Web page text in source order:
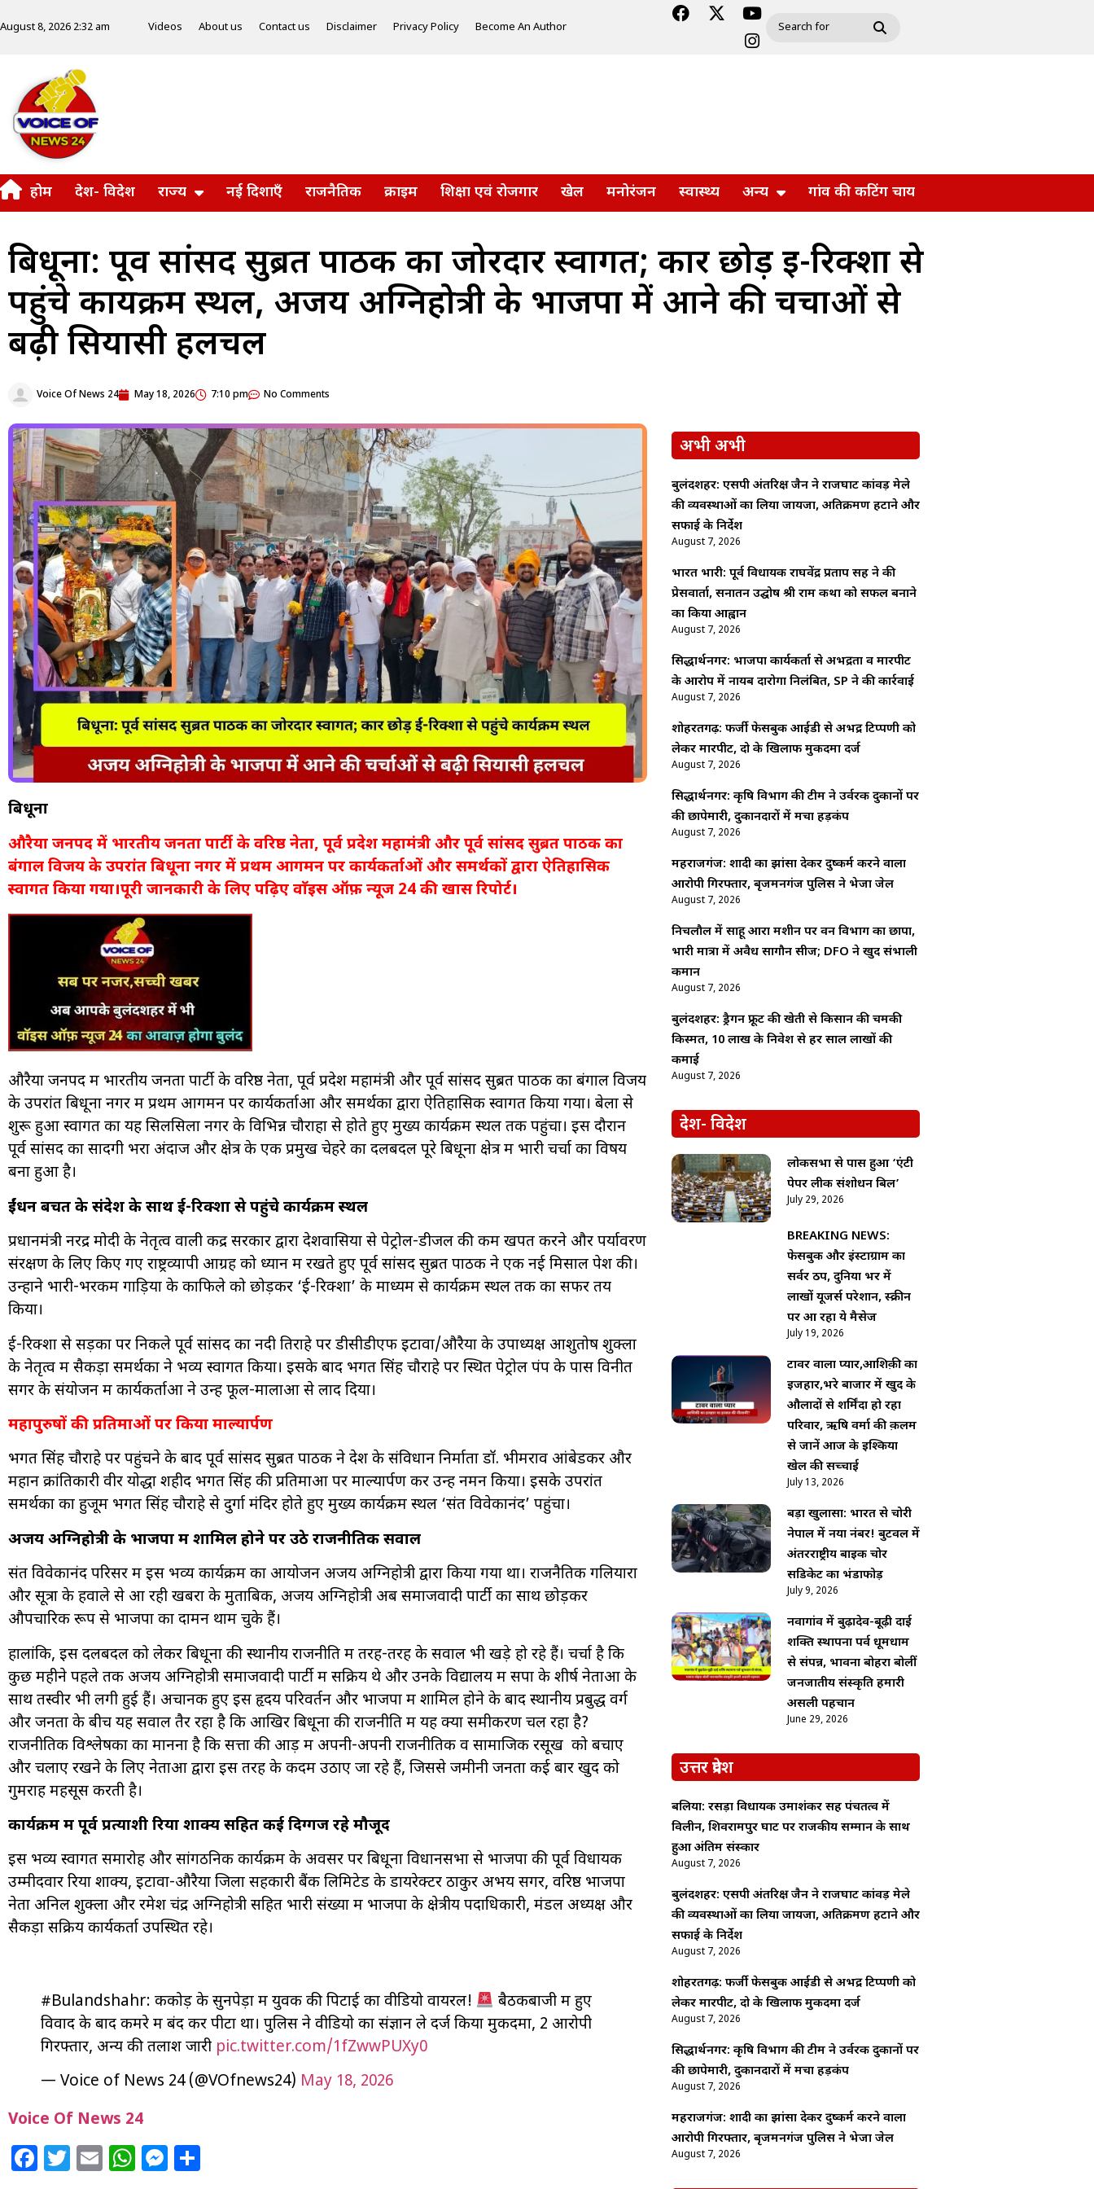
August 8, 2026 2:32 am Videos About us Contact us Disclaimer Privacy Policy Become An Author
होम देश- विदेश राज्य नई दिशाएँ राजनैतिक क्राइम शिक्षा एवं रोजगार खेल मनोरंजन स्वास्थ्य अन्य गांव की कटिंग चाय
बिधूना: पूर्व सांसद सुब्रत पाठक का जोरदार स्वागत; कार छोड़ ई-रिक्शा से
पहुंचे कार्यक्रम स्थल, अजय अग्निहोत्री के भाजपा में आने की चर्चाओं से
बढ़ी सियासी हलचल
Voice Of News 24 May 18, 2026 7:10 pm No Comments
बिधूना
औरैया जनपद में भारतीय जनता पार्टी के वरिष्ठ नेता, पूर्व प्रदेश महामंत्री और पूर्व सांसद सुब्रत पाठक का
बंगाल विजय के उपरांत बिधूना नगर में प्रथम आगमन पर कार्यकर्ताओं और समर्थकों द्वारा ऐतिहासिक
स्वागत किया गया।पूरी जानकारी के लिए पढ़िए वाॅइस ऑफ़ न्यूज 24 की खास रिपोर्ट।
औरैया जनपद में भारतीय जनता पार्टी के वरिष्ठ नेता, पूर्व प्रदेश महामंत्री और पूर्व सांसद सुब्रत पाठक का बंगाल विजय
के उपरांत बिधूना नगर में प्रथम आगमन पर कार्यकर्ताओं और समर्थकों द्वारा ऐतिहासिक स्वागत किया गया। बेला से
शुरू हुआ स्वागत का यह सिलसिला नगर के विभिन्न चौराहों से होते हुए मुख्य कार्यक्रम स्थल तक पहुंचा। इस दौरान
पूर्व सांसद का सादगी भरा अंदाज और क्षेत्र के एक प्रमुख चेहरे का दलबदल पूरे बिधूना क्षेत्र में भारी चर्चा का विषय
बना हुआ है।
ईंधन बचत के संदेश के साथ ई-रिक्शा से पहुंचे कार्यक्रम स्थल
प्रधानमंत्री नरेंद्र मोदी के नेतृत्व वाली केंद्र सरकार द्वारा देशवासियों से पेट्रोल-डीजल की कम खपत करने और पर्यावरण
संरक्षण के लिए किए गए राष्ट्रव्यापी आग्रह को ध्यान में रखते हुए पूर्व सांसद सुब्रत पाठक ने एक नई मिसाल पेश की।
उन्होंने भारी-भरकम गाड़ियों के काफिले को छोड़कर ‘ई-रिक्शा’ के माध्यम से कार्यक्रम स्थल तक का सफर तय
किया।
ई-रिक्शा से सड़कों पर निकले पूर्व सांसद का नदी तिराहे पर डीसीडीएफ इटावा/औरैया के उपाध्यक्ष आशुतोष शुक्ला
के नेतृत्व में सैकड़ों समर्थकों ने भव्य स्वागत किया। इसके बाद भगत सिंह चौराहे पर स्थित पेट्रोल पंप के पास विनीत
सेंगर के संयोजन में कार्यकर्ताओं ने उन्हें फूल-मालाओं से लाद दिया।
महापुरुषों की प्रतिमाओं पर किया माल्यार्पण
भगत सिंह चौराहे पर पहुंचने के बाद पूर्व सांसद सुब्रत पाठक ने देश के संविधान निर्माता डॉ. भीमराव आंबेडकर और
महान क्रांतिकारी वीर योद्धा शहीद भगत सिंह की प्रतिमाओं पर माल्यार्पण कर उन्हें नमन किया। इसके उपरांत
समर्थकों का हुजूम भगत सिंह चौराहे से दुर्गा मंदिर होते हुए मुख्य कार्यक्रम स्थल ‘संत विवेकानंद’ पहुंचा।
अजय अग्निहोत्री के भाजपा में शामिल होने पर उठे राजनीतिक सवाल
संत विवेकानंद परिसर में इस भव्य कार्यक्रम का आयोजन अजय अग्निहोत्री द्वारा किया गया था। राजनैतिक गलियारों
और सूत्रों के हवाले से आ रही खबरों के मुताबिक, अजय अग्निहोत्री अब समाजवादी पार्टी का साथ छोड़कर
औपचारिक रूप से भाजपा का दामन थाम चुके हैं।
हालांकि, इस दलबदल को लेकर बिधूना की स्थानीय राजनीति में तरह-तरह के सवाल भी खड़े हो रहे हैं। चर्चा है कि
कुछ महीने पहले तक अजय अग्निहोत्री समाजवादी पार्टी में सक्रिय थे और उनके विद्यालय में सपा के शीर्ष नेताओं के
साथ तस्वीरें भी लगी हुई हैं। अचानक हुए इस हृदय परिवर्तन और भाजपा में शामिल होने के बाद स्थानीय प्रबुद्ध वर्ग
और जनता के बीच यह सवाल तैर रहा है कि आखिर बिधूना की राजनीति में यह क्या समीकरण चल रहा है?
राजनीतिक विश्लेषकों का मानना है कि सत्ता की आड़ में अपनी-अपनी राजनीतिक व सामाजिक रसूख को बचाए
और चलाए रखने के लिए नेताओं द्वारा इस तरह के कदम उठाए जा रहे हैं, जिससे जमीनी जनता कई बार खुद को
गुमराह महसूस करती है।
कार्यक्रम में पूर्व प्रत्याशी रिया शाक्य सहित कई दिग्गज रहे मौजूद
इस भव्य स्वागत समारोह और सांगठनिक कार्यक्रम के अवसर पर बिधूना विधानसभा से भाजपा की पूर्व विधायक
उम्मीदवार रिया शाक्य, इटावा-औरैया जिला सहकारी बैंक लिमिटेड के डायरेक्टर ठाकुर अभय सेंगर, वरिष्ठ भाजपा
नेता अनिल शुक्ला और रमेश चंद्र अग्निहोत्री सहित भारी संख्या में भाजपा के क्षेत्रीय पदाधिकारी, मंडल अध्यक्ष और
सैकड़ों सक्रिय कार्यकर्ता उपस्थित रहे।
#Bulandshahr: ककोड़ के सुनपेड़ा में युवक की पिटाई का वीडियो वायरल!
बैठकबाजी में हुए
विवाद के बाद कमरे में बंद कर पीटा था। पुलिस ने वीडियो का संज्ञान ले दर्ज किया मुकदमा, 2 आरोपी
गिरफ्तार, अन्य की तलाश जारी pic.twitter.com/1fZwwPUXy0
— Voice of News 24 (@VOfnews24) May 18, 2026
Voice Of News 24
Facebook
Twitter
EmailWhatsApp
Messenger
अभी अभी
बुलंदशहर: एसपी अंतरिक्ष जैन ने राजघाट कांवड़ मेले
की व्यवस्थाओं का लिया जायजा, अतिक्रमण हटाने और
सफाई के निर्देश
August 7, 2026
भारत भारी: पूर्व विधायक राघवेंद्र प्रताप सिंह ने की
प्रेसवार्ता, सनातन उद्घोष श्री राम कथा को सफल बनाने
का किया आह्वान
August 7, 2026
सिद्धार्थनगर: भाजपा कार्यकर्ता से अभद्रता व मारपीट
के आरोप में नायब दारोगा निलंबित, SP ने की कार्रवाई
August 7, 2026
शोहरतगढ़: फर्जी फेसबुक आईडी से अभद्र टिप्पणी को
लेकर मारपीट, दो के खिलाफ मुकदमा दर्ज
August 7, 2026
सिद्धार्थनगर: कृषि विभाग की टीम ने उर्वरक दुकानों पर
की छापेमारी, दुकानदारों में मचा हड़कंप
August 7, 2026
महराजगंज: शादी का झांसा देकर दुष्कर्म करने वाला
आरोपी गिरफ्तार, बृजमनगंज पुलिस ने भेजा जेल
August 7, 2026
निचलौल में साहू आरा मशीन पर वन विभाग का छापा,
भारी मात्रा में अवैध सागौन सीज; DFO ने खुद संभाली
कमान
August 7, 2026
बुलंदशहर: ड्रैगन फ्रूट की खेती से किसान की चमकी
किस्मत, 10 लाख के निवेश से हर साल लाखों की
कमाई
August 7, 2026
देश- विदेश
लोकसभा से पास हुआ ‘एंटी
पेपर लीक संशोधन बिल’
July 29, 2026
BREAKING NEWS:
फेसबुक और इंस्टाग्राम का
सर्वर ठप, दुनिया भर में
लाखों यूजर्स परेशान, स्क्रीन
पर आ रहा ये मैसेज
July 19, 2026
टावर वाला प्यार,आशिक़ी का
इजहार,भरे बाजार में खुद के
औलादों से शर्मिंदा हो रहा
परिवार, ऋषि वर्मा की क़लम
से जानें आज के इश्किया
खेल की सच्चाई
July 13, 2026
बड़ा खुलासा: भारत से चोरी
नेपाल में नया नंबर! बुटवल में
अंतरराष्ट्रीय बाइक चोर
सिंडिकेट का भंडाफोड़
July 9, 2026
नवागांव में बुढ़ादेव-बूढ़ी दाई
शक्ति स्थापना पर्व धूमधाम
से संपन्न, भावना बोहरा बोलीं
जनजातीय संस्कृति हमारी
असली पहचान
June 29, 2026
उत्तर प्रदेश
बलिया: रसड़ा विधायक उमाशंकर सिंह पंचतत्व में
विलीन, शिवरामपुर घाट पर राजकीय सम्मान के साथ
हुआ अंतिम संस्कार
August 7, 2026
बुलंदशहर: एसपी अंतरिक्ष जैन ने राजघाट कांवड़ मेले
की व्यवस्थाओं का लिया जायजा, अतिक्रमण हटाने और
सफाई के निर्देश
August 7, 2026
शोहरतगढ़: फर्जी फेसबुक आईडी से अभद्र टिप्पणी को
लेकर मारपीट, दो के खिलाफ मुकदमा दर्ज
August 7, 2026
सिद्धार्थनगर: कृषि विभाग की टीम ने उर्वरक दुकानों पर
की छापेमारी, दुकानदारों में मचा हड़कंप
August 7, 2026
महराजगंज: शादी का झांसा देकर दुष्कर्म करने वाला
आरोपी गिरफ्तार, बृजमनगंज पुलिस ने भेजा जेल
August 7, 2026